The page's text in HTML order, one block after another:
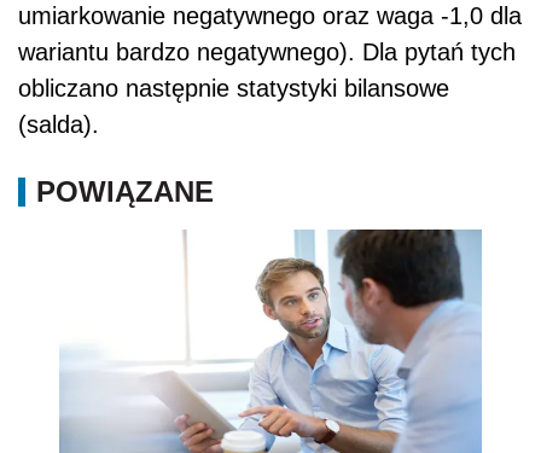
umiarkowanie negatywnego oraz waga -1,0 dla
wariantu bardzo negatywnego). Dla pytań tych
obliczano następnie statystyki bilansowe
(salda).
POWIĄZANE